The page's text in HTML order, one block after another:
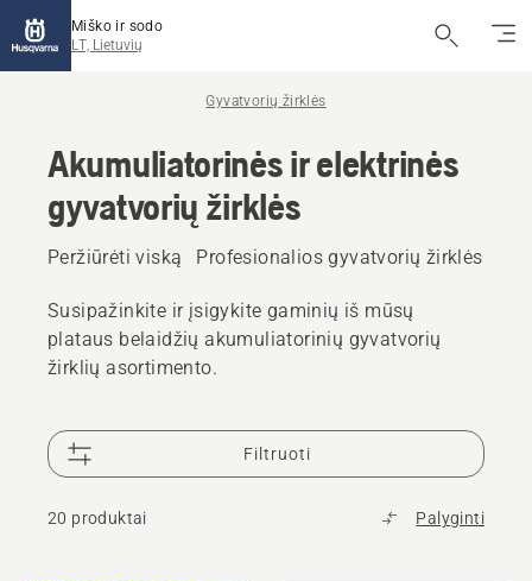
Miško ir sodo
LT, Lietuvių
Gyvatvorių žirklės
Akumuliatorinės ir elektrinės
gyvatvorių žirklės
Peržiūrėti viską Profesionalios gyvatvorių žirklės
Susipažinkite ir įsigykite gaminių iš mūsų
plataus belaidžių akumuliatorinių gyvatvorių
žirklių asortimento.
Filtruoti
20 produktai Palyginti